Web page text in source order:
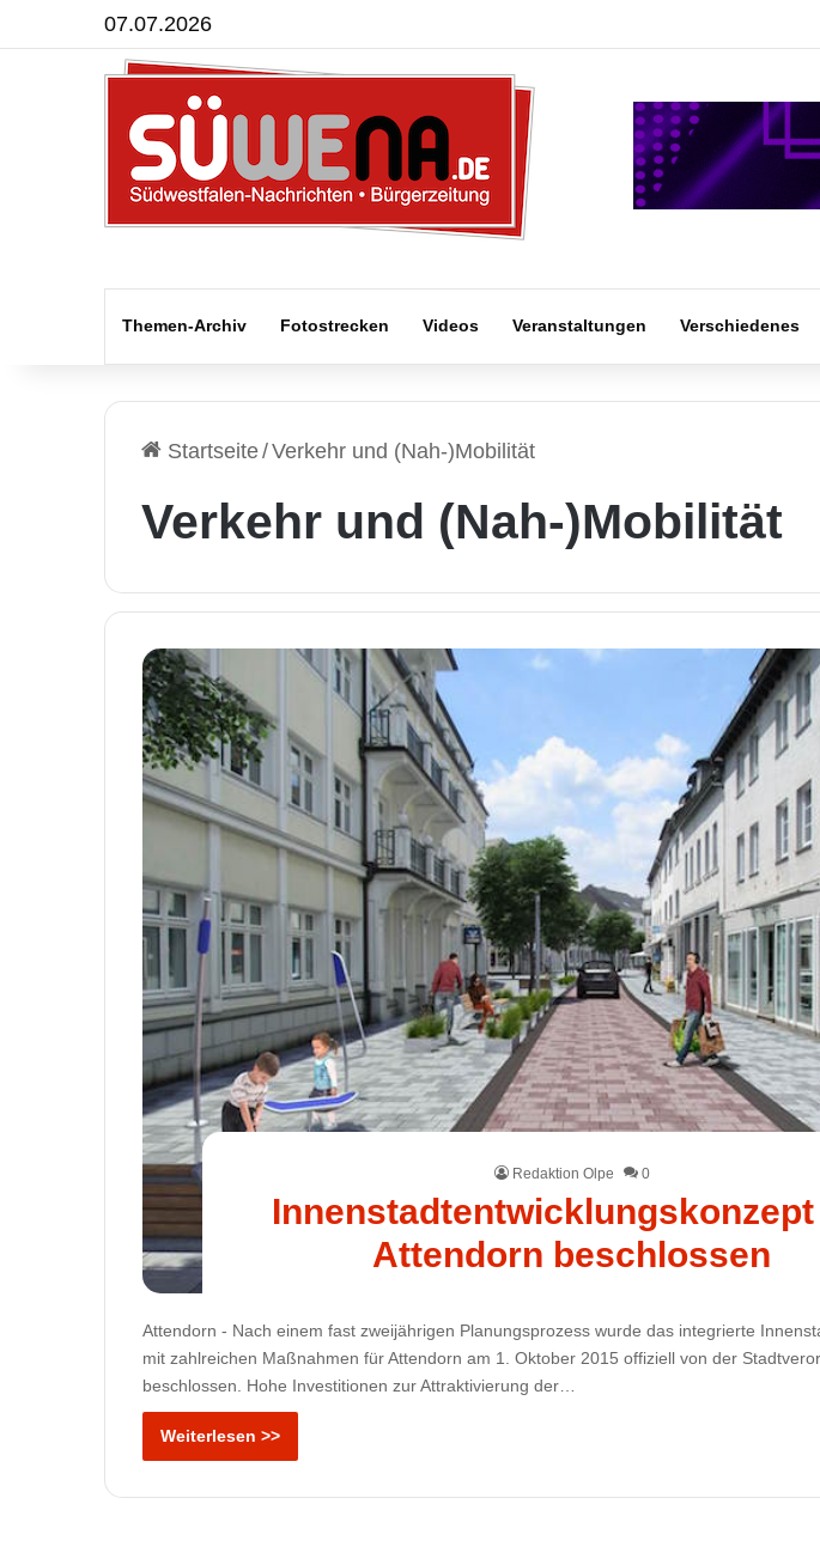
07.07.2026
Themen-Archiv Fotostrecken Videos Veranstaltungen Verschiedenes
Startseite/Verkehr und (Nah-)Mobilität
Verkehr und (Nah-)Mobilität
Redaktion Olpe 0
Attendorn beschlossen
Attendorn - Nach einem fast zweijährigen Planungsprozess wurde das integrierte
mit zahlreichen Maßnahmen für Attendorn am 1. Oktober 2015 offiziell von der
beschlossen. Hohe Investitionen zur Attraktivierung der…
Weiterlesen >>